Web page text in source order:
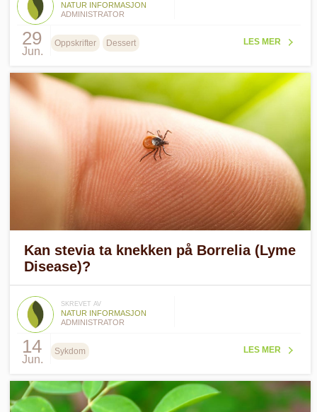
NATUR INFORMASJON
ADMINISTRATOR
29
Jun.
Oppskrifter Dessert LES MER
Kan stevia ta knekken på Borrelia (Lyme
Disease)?
SKREVET AV
NATUR INFORMASJON
ADMINISTRATOR
14
Jun.
Sykdom LES MER